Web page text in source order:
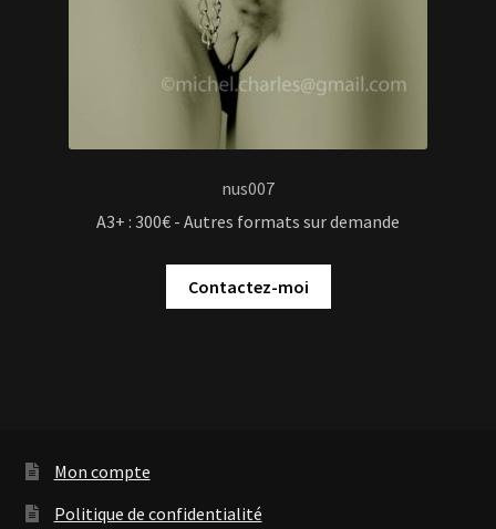
nus007
A3+ : 300€ - Autres formats sur demande
Contactez-moi
Mon compte
Politique de confidentialité